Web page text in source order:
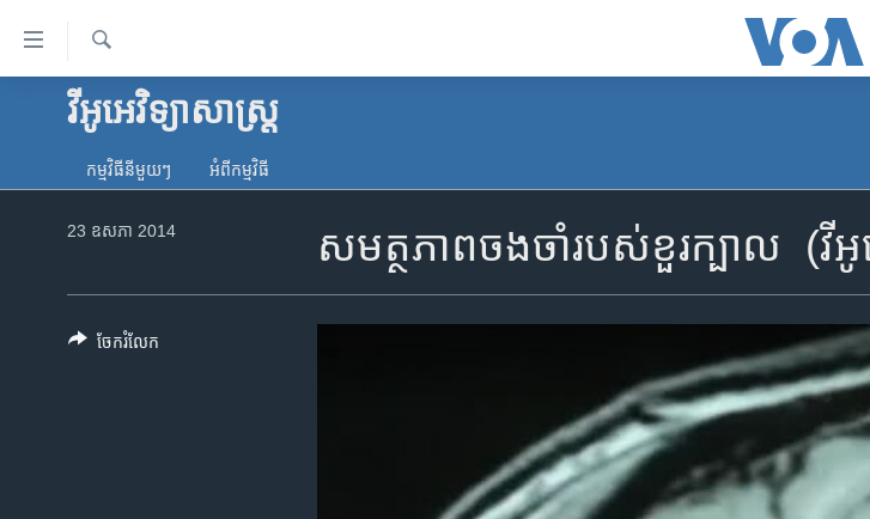
ទៅ​
គេហទំព័រ​
ទាក់ទង
និង​អាមេរិក
ស្វែង​
រក
វីអូអេ​វិទ្យាសាស្ត្រ​
កម្មវិធី​នីមួយៗ អំពី​កម្មវិធី​
សមត្ថភាព​ចង​ចាំ​របស់​ខួរក្បាល ​ (វីអូ
23 ឧសភា 2014
ចែករំលែក